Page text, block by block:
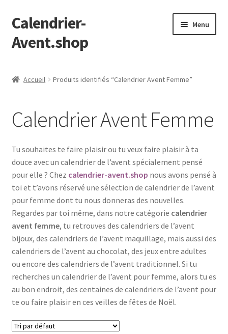
Aller
à
la
Aller
au
contenu
Calendrier-
Avent.shop
Menu
Mon compte
Page d’exemple
Panier
Validation de la commande
Accueil Produits identifiés “Calendrier Avent Femme”
Calendrier Avent Femme
Tu souhaites te faire plaisir ou tu veux faire plaisir à ta
douce avec un calendrier de l’avent spécialement pensé
pour elle ? Chez calendrier-avent.shop nous avons pensé à
toi et t’avons réservé une sélection de calendrier de l’avent
pour femme dont tu nous donneras des nouvelles.
Regardes par toi même, dans notre catégorie calendrier
avent femme, tu retrouves des calendriers de l’avent
bijoux, des calendriers de l’avent maquillage, mais aussi des
calendriers de l’avent au chocolat, des jeux entre adultes
ou encore des calendriers de l’avent traditionnel. Si tu
recherches un calendrier de l’avent pour femme, alors tu es
au bon endroit, des centaines de calendriers de l’avent pour
te ou faire plaisir en ces veilles de fêtes de Noël.